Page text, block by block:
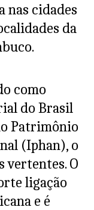
nas cidades
da
como
do Brasil
Patrimônio
(Iphan), o
vertentes. O
ligação
e é